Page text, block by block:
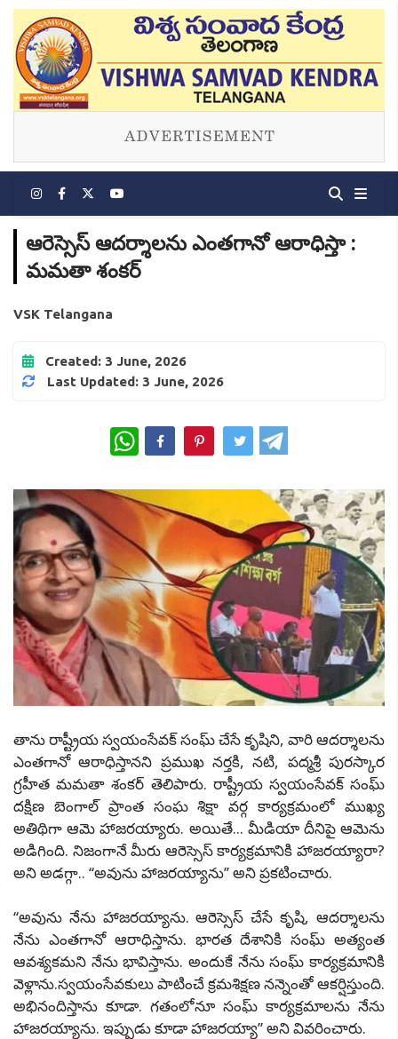
ఆరెస్సెస్ ఆదర్శాలను ఎంతగానో ఆరాధిస్తా :
మమతా శంకర్
VSK Telangana
Created: 3 June, 2026
Last Updated: 3 June, 2026
WhatsApp
తాను రాష్ట్రీయ స్వయంసేవక్ సంఘ్ చేసే కృషిని, వారి ఆదర్శాలను
ఎంతగానో ఆరాధిస్తానని ప్రముఖ నర్తకి, నటి, పద్మశ్రీ పురస్కార
గ్రహీత మమతా శంకర్ తెలిపారు. రాష్ట్రీయ స్వయంసేవక్ సంఘ్
దక్షిణ బెంగాల్ ప్రాంత సంఘ శిక్షా వర్గ కార్యక్రమంలో ముఖ్య
అతిథిగా ఆమె హాజరయ్యారు. అయితే... మీడియా దీనిపై ఆమెను
అడిగింది. నిజంగానే మీరు ఆరెస్సెస్ కార్యక్రమానికి హాజరయ్యారా?
అని అడగ్గా.. ‘‘అవును హాజరయ్యాను’’ అని ప్రకటించారు.
‘‘అవును నేను హాజరయ్యాను. ఆరెస్సెస్ చేసే కృషి, ఆదర్శాలను
నేను ఎంతగానో ఆరాధిస్తాను. భారత దేశానికి సంఘ్ అత్యంత
ఆవశ్యకమని నేను భావిస్తాను. అందుకే నేను సంఘ్ కార్యక్రమానికి
వెళ్లాను.స్వయంసేవకులు పాటించే క్రమశిక్షణ నన్నెంతో ఆకర్షిస్తుంది.
అభినందిస్తాను కూడా. గతంలోనూ సంఘ్ కార్యక్రమాలను నేను
హాజరయ్యాను. ఇప్పుడు కూడా హాజరయ్యా’’ అని వివరించారు.